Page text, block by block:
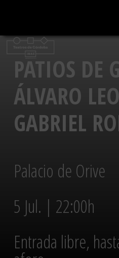
contenido
PATIOS DE
ÁLVARO
GABRIEL
Palacio de Orive
5 Jul. | 22:00h
Entrada libre,